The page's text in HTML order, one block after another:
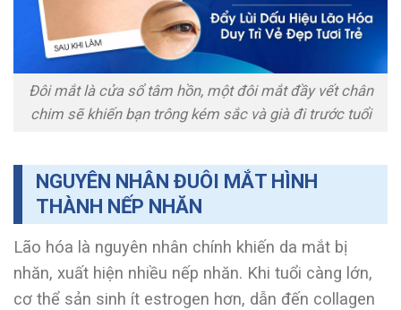
Đôi mắt là cửa sổ tâm hồn, một đôi mắt đầy vết chân
chim sẽ khiến bạn trông kém sắc và già đi trước tuổi
NGUYÊN NHÂN ĐUÔI MẮT HÌNH
THÀNH NẾP NHĂN
Lão hóa là nguyên nhân chính khiến da mắt bị
nhăn, xuất hiện nhiều nếp nhăn. Khi tuổi càng lớn,
cơ thể sản sinh ít estrogen hơn, dẫn đến collagen